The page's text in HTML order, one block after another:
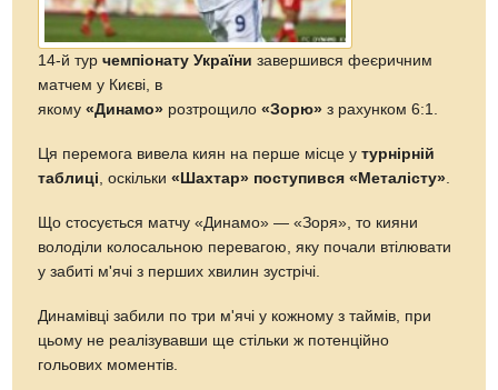
14-й турчемпіонату України завершився феєричним
матчем у Києві, в
якому«Динамо» розтрощило«Зорю» з рахунком 6:1.
Ця перемога вивела киян на перше місце утурнірній
таблиці , оскільки«Шахтар» поступився «Металісту»
Що стосується матчу «Динамо» — «Зоря», то кияни
володіли колосальною перевагою, яку почали втілювати
у забиті м'ячі з перших хвилин зустрічі.
Динамівці забили по три м'ячі у кожному з таймів, при
цьому не реалізувавши ще стільки ж потенційно
гольових моментів.